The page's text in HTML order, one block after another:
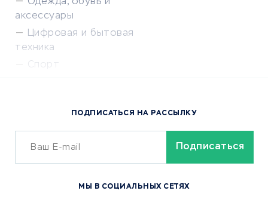
аксессуары
Цифровая и бытовая
техника
Спорт
Сервисы доставки
ОБУЧЕНИЕ И РАБОТА
ПОДПИСАТЬСЯ НА РАССЫЛКУ
МЫ В СОЦИАЛЬНЫХ СЕТЯХ